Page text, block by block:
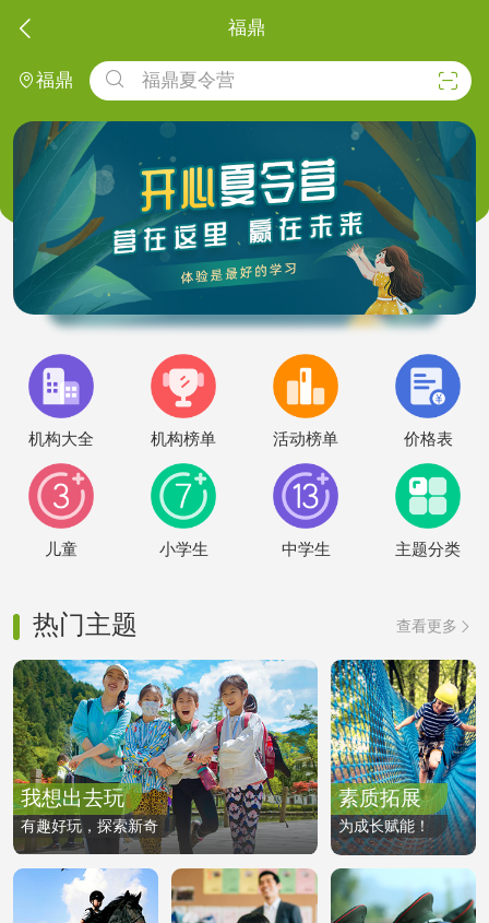
 福鼎
福鼎  福鼎夏令营 
机构大全 机构榜单 活动榜单 价格表
儿童 小学生 中学生 主题分类
热门主题 查看更多 
我想出去玩
有趣好玩，探索新奇
素质拓展
为成长赋能！